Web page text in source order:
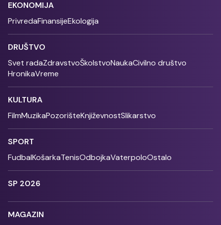
EKONOMIJA
PrivredaFinansijeEkologija
DRUŠTVO
Svet radaZdravstvoŠkolstvoNaukaCivilno društvo
HronikaVreme
KULTURA
FilmMuzikaPozorišteKnjiževnostSlikarstvo
SPORT
FudbalKošarkaTenisOdbojkaVaterpoloOstalo
SP 2026
MAGAZIN